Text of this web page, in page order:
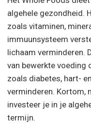
algehele gezondheid.
zoals vitaminen,
immuunsysteem
lichaam verminderen.
van bewerkte voeding
zoals diabetes, hart-
verminderen. Kortom,
investeer je in je
termijn.